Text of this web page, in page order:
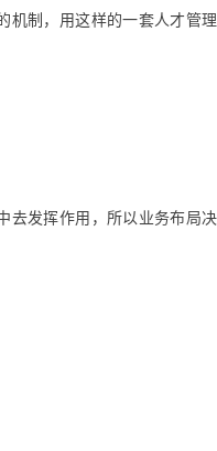
机制，用这样的一套人才管理
去发挥作用，所以业务布局决